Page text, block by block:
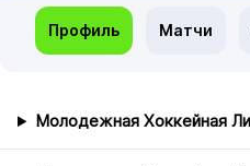
Профиль Матчи
Молодежная Хоккейная